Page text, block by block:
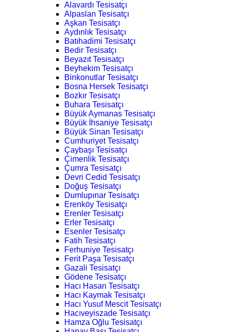
Alavardı Tesisatçı
Alpaslan Tesisatçı
Aşkan Tesisatçı
Aydınlık Tesisatçı
Batıhadimi Tesisatçı
Bedir Tesisatçı
Beyazıt Tesisatçı
Beyhekim Tesisatçı
Binkonutlar Tesisatçı
Bosna Hersek Tesisatçı
Bozkır Tesisatçı
Buhara Tesisatçı
Büyük Aymanas Tesisatçı
Büyük İhsaniye Tesisatçı
Büyük Sinan Tesisatçı
Cumhuriyet Tesisatçı
Çaybaşı Tesisatçı
Çimenlik Tesisatçı
Çumra Tesisatçı
Devri Cedid Tesisatçı
Doğuş Tesisatçı
Dumlupınar Tesisatçı
Erenköy Tesisatçı
Erenler Tesisatçı
Erler Tesisatçı
Esenler Tesisatçı
Fatih Tesisatçı
Ferhuniye Tesisatçı
Ferit Paşa Tesisatçı
Gazali Tesisatçı
Gödene Tesisatçı
Hacı Hasan Tesisatçı
Hacı Kaymak Tesisatçı
Hacı Yusuf Mescit Tesisatçı
Hacıveyiszade Tesisatçı
Hamza Oğlu Tesisatçı